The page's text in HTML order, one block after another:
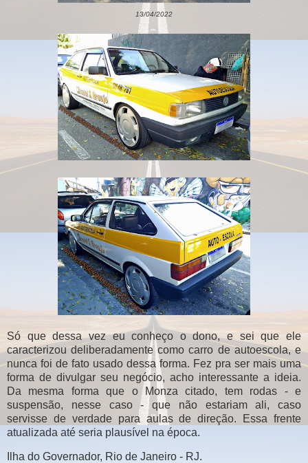
13/04/2022
Só que dessa vez eu conheço o dono, e sei que ele
caracterizou deliberadamente como carro de autoescola, e
nunca foi de fato usado dessa forma. Fez pra ser mais uma
forma de divulgar seu negócio, acho interessante a ideia.
Da mesma forma que o Monza citado, tem rodas - e
suspensão, nesse caso - que não estariam ali, caso
servisse de verdade para aulas de direção. Essa frente
atualizada até seria plausível na época.
Ilha do Governador, Rio de Janeiro - RJ.